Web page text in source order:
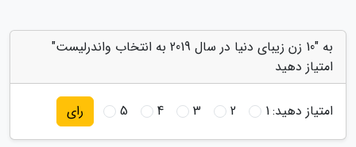
به "10 زن زیبای دنیا در سال 2019 به انتخاب واندرلیست"
امتیاز دهید
امتیاز دهید:1
2
3
4
5 رای